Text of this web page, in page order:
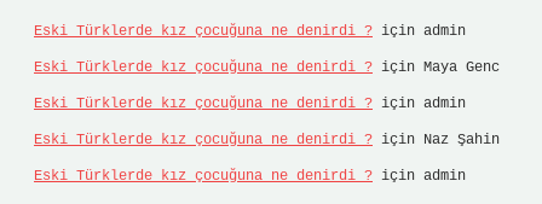
Eski Türklerde kız çocuğuna ne denirdi ? için admin
Eski Türklerde kız çocuğuna ne denirdi ? için Maya Genc
Eski Türklerde kız çocuğuna ne denirdi ? için admin
Eski Türklerde kız çocuğuna ne denirdi ? için Naz Şahin
Eski Türklerde kız çocuğuna ne denirdi ? için admin